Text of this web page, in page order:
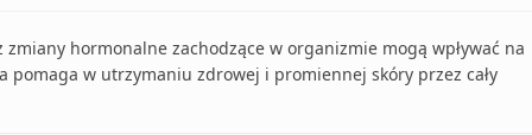
hormonalne zachodzące w organizmie mogą wpływać na
w utrzymaniu zdrowej i promiennej skóry przez cały